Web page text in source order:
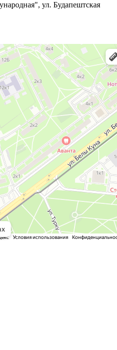
ул. Будапештская